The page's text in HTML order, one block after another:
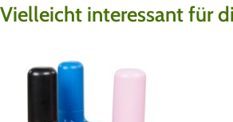
Vielleicht interessant für